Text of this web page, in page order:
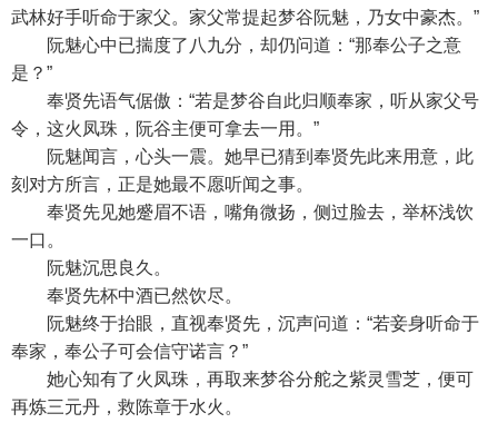
武林好手听命于家父。家父常提起梦谷阮魅，乃女中豪杰。”
阮魅心中已揣度了八九分，却仍问道：“那奉公子之意
是？”
奉贤先语气倨傲：“若是梦谷自此归顺奉家，听从家父号
令，这火凤珠，阮谷主便可拿去一用。”
阮魅闻言，心头一震。她早已猜到奉贤先此来用意，此
刻对方所言，正是她最不愿听闻之事。
奉贤先见她蹙眉不语，嘴角微扬，侧过脸去，举杯浅饮
一口。
阮魅沉思良久。
奉贤先杯中酒已然饮尽。
阮魅终于抬眼，直视奉贤先，沉声问道：“若妾身听命于
奉家，奉公子可会信守诺言？”
她心知有了火凤珠，再取来梦谷分舵之紫灵雪芝，便可
再炼三元丹，救陈章于水火。